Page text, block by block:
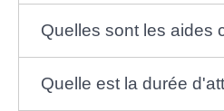
Quelles sont les aides
Quelle est la durée